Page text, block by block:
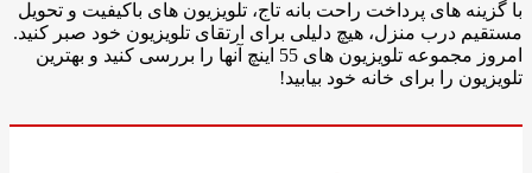
با گزینه های پرداخت راحت بانه تاج، تلویزیون های باکیفیت و تحویل
مستقیم درب منزل، هیچ دلیلی برای ارتقای تلویزیون خود صبر کنید.
امروز مجموعه تلویزیون های 55 اینچ آنها را بررسی کنید و بهترین
تلویزیون را برای خانه خود بیابید!